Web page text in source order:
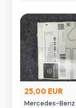
25,00 EUR
Mercedes-